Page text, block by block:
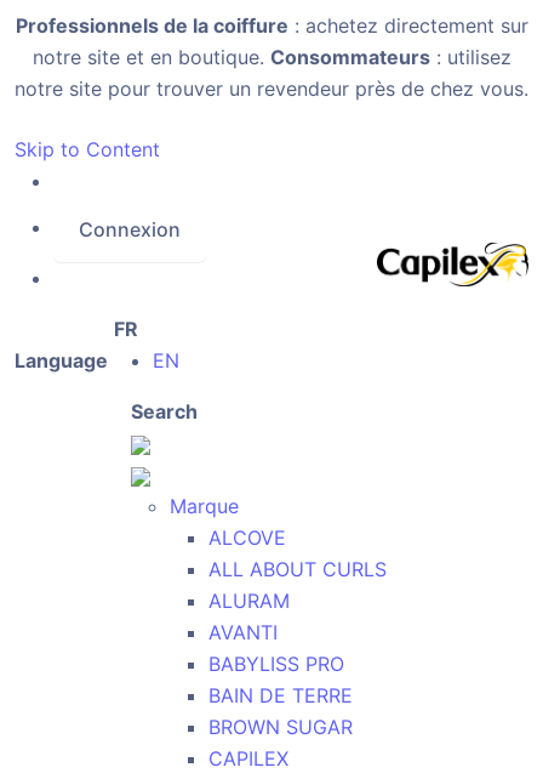
Professionnels de la coiffure : achetez directement sur
notre site et en boutique. Consommateurs: utilisez
notre site pour trouver un revendeur près de chez vous.
Skip to Content
Connexion
Language
FR
EN
Search
Marque
ALCOVE
ALL ABOUT CURLS
ALURAM
AVANTI
BABYLISS PRO
BAIN DE TERRE
BROWN SUGAR
CAPILEX